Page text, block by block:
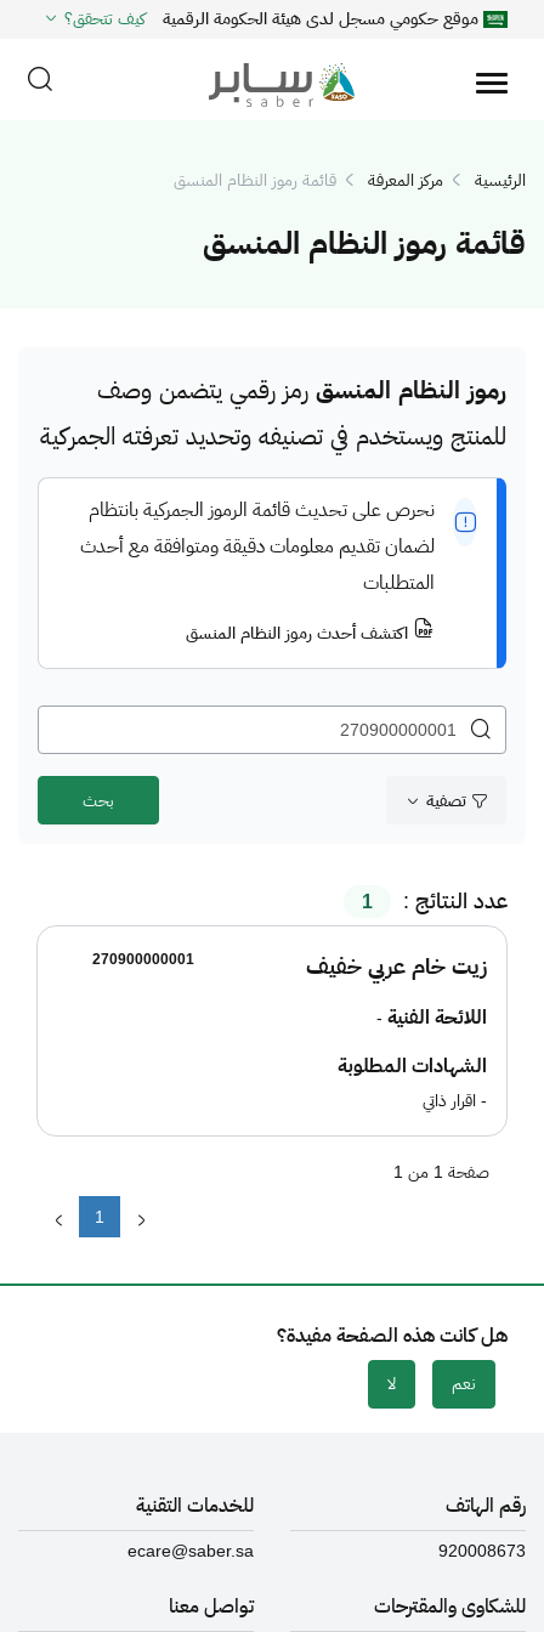
موقع حكومي مسجل لدى هيئة الحكومة الرقمية كيف تتحقق؟
الرئيسية مركز المعرفة قائمة رموز النظام المنسق
قائمة رموز النظام المنسق
رموز النظام المنسق رمز رقمي يتضمن وصف
للمنتج ويستخدم في تصنيفه وتحديد تعرفته الجمركية
نحرص على تحديث قائمة الرموز الجمركية بانتظام
لضمان تقديم معلومات دقيقة ومتوافقة مع أحدث
المتطلبات
اكتشف أحدث رموز النظام المنسق
تصفية
عدد النتائج : 1
270900000001 زيت خام عربي خفيف
اللائحة الفنية -
الشهادات المطلوبة
- اقرار ذاتي
1
صفحة 1 من 1
هل كانت هذه الصفحة مفيدة؟
نعم لا
رقم الهاتف
920008673
للخدمات التقنية
ecare@saber.sa
للشكاوى والمقترحات تواصل معنا